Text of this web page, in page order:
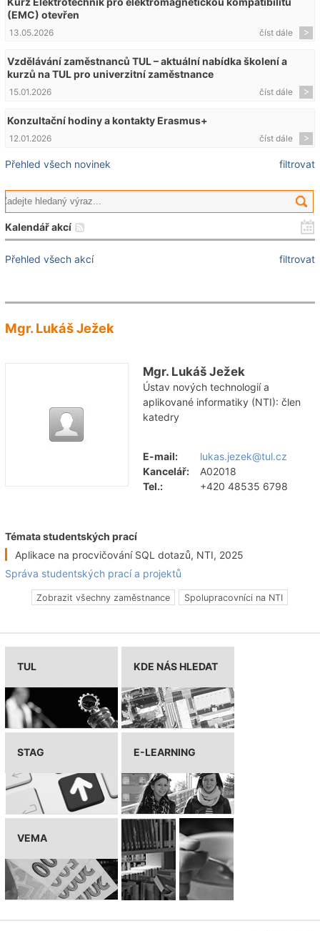
(EMC) otevřen
číst dále
13.05.2026
Vzdělávání zaměstnanců TUL – aktuální nabídka školení a
kurzů na TUL pro univerzitní zaměstnance
číst dále
15.01.2026
Konzultační hodiny a kontakty Erasmus+
číst dále
12.01.2026
Přehled všech novinek filtrovat
Kalendář akcí
Přehled všech akcí filtrovat
Mgr. Lukáš Ježek
Mgr. Lukáš Ježek
Ústav nových technologií a
aplikované informatiky (NTI): člen
katedry
E-mail:
lukas.jezek@tul.cz
Kancelář:
A02018
Tel.:
+420 48535 6798
Témata studentských prací
Aplikace na procvičování SQL dotazů, NTI, 2025
Správa studentských prací a projektů
Zobrazit všechny zaměstnance Spolupracovníci na NTI
TUL KDE NÁS HLEDAT
STAG E-LEARNING
VEMA